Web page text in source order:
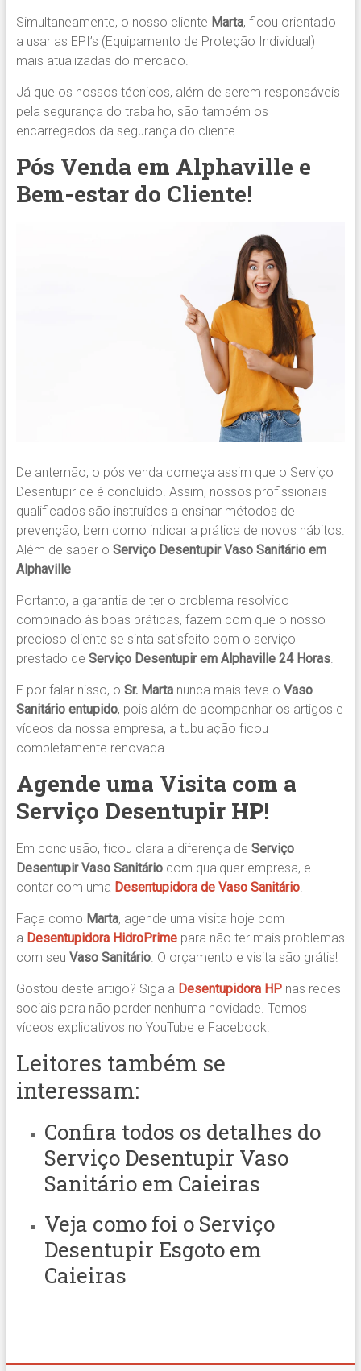
Simultaneamente, o nosso cliente Marta, ficou orientado
a usar as EPI’s (Equipamento de Proteção Individual)
mais atualizadas do mercado.
Já que os nossos técnicos, além de serem responsáveis
pela segurança do trabalho, são também os
encarregados da segurança do cliente.
Pós Venda em Alphaville e
Bem-estar do Cliente!
De antemão, o pós venda começa assim que o Serviço
Desentupir de é concluído. Assim, nossos profissionais
qualificados são instruídos a ensinar métodos de
prevenção, bem como indicar a prática de novos hábitos.
Além de saber o Serviço Desentupir Vaso Sanitário em
Alphaville
Portanto, a garantia de ter o problema resolvido
combinado às boas práticas, fazem com que o nosso
precioso cliente se sinta satisfeito com o serviço
prestado de Serviço Desentupir em Alphaville 24 Horas.
E por falar nisso, o Sr. Marta nunca mais teve o Vaso
Sanitário entupido, pois além de acompanhar os artigos e
vídeos da nossa empresa, a tubulação ficou
completamente renovada.
Agende uma Visita com a
Serviço Desentupir HP!
Em conclusão, ficou clara a diferença de Serviço
Desentupir Vaso Sanitário com qualquer empresa, e
contar com uma Desentupidora de Vaso Sanitário.
Faça como Marta, agende uma visita hoje com
a Desentupidora HidroPrimepara não ter mais problemas
com seu Vaso Sanitário. O orçamento e visita são grátis!
Gostou deste artigo? Siga a Desentupidora HPnas redes
sociais para não perder nenhuma novidade. Temos
vídeos explicativos no YouTube e Facebook!
Leitores também se
interessam:
Confira todos os detalhes do
Serviço Desentupir Vaso
Sanitário em Caieiras
Veja como foi o Serviço
Desentupir Esgoto em
Caieiras